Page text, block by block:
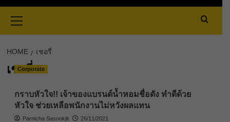
Menu
HOME เชอรี่
เชอรี่
Corporate
กราบหัวใจ!! เจ้าของแบรนด์น้ำหอมชื่อดัง ทำดีด้วย
หัวใจ ช่วยเหลือพนักงานไม่หวังผลแทน
Parnicha Sasookjit 26/11/2021